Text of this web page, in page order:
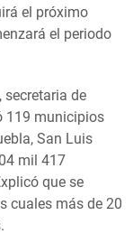
el próximo
el periodo
secretaria de
119 municipios
San Luis
mil 417
que se
cuales más de 20